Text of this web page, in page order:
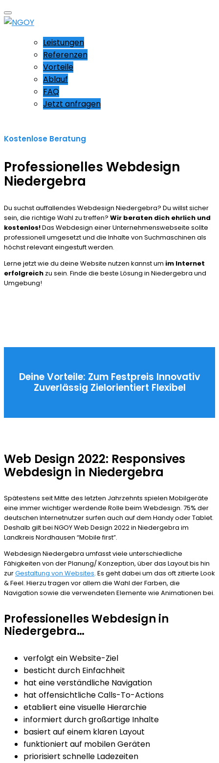
Leistungen
Referenzen
Vorteile
Ablauf
FAQ
Jetzt anfragen
Kostenlose Beratung
Professionelles Webdesign
Niedergebra
Du suchst auffallendes Webdesign Niedergebra? Du willst sicher
sein, die richtige Wahl zu treffen? Wir beraten dich ehrlich und
kostenlos!Das Webdesign einer Unternehmenswebseite sollte
professionell umgesetzt und die Inhalte von Suchmaschinen als
höchst relevant eingestuft werden.
Lerne jetzt wie du deine Website nutzen kannst um im Internet
erfolgreich zu sein. Finde die beste Lösung in Niedergebra und
Umgebung!
Deine Vorteile: Zum Festpreis Innovativ
Zuverlässig Zielorientiert Flexibel
Web Design 2022: Responsives
Webdesign in Niedergebra
Spätestens seit Mitte des letzten Jahrzehnts spielen Mobilgeräte
eine immer wichtiger werdende Rolle beim Webdesign. 75% der
deutschen Internetnutzer surfen auch auf dem Handy oder Tablet.
Deshalb gilt bei NGOY Web Design 2022 in Niedergebra im
Landkreis Nordhausen “Mobile first”.
Webdesign Niedergebra umfasst viele unterschiedliche
Fähigkeiten von der Planung/ Konzeption, über das Layout bis hin
zurGestaltung von Websites. Es geht dabei um das oft zitierte Look
& Feel. Hierzu tragen vor allem die Wahl der Farben, die
Navigation sowie die verwendeten Elemente wie Animationen bei.
Professionelles Webdesign in
Niedergebra…
verfolgt ein Website-Ziel
besticht durch Einfachheit
hat eine verständliche Navigation
hat offensichtliche Calls-To-Actions
etabliert eine visuelle Hierarchie
informiert durch großartige Inhalte
basiert auf einem klaren Layout
funktioniert auf mobilen Geräten
priorisiert schnelle Ladezeiten